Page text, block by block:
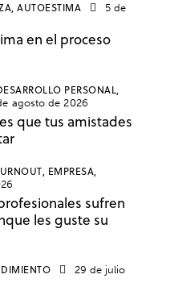
AUTOESTIMA
5 de
en el proceso
PERSONAL,
agosto de 2026
que tus amistades
EMPRESA,
sufren
les guste su
29 de julio